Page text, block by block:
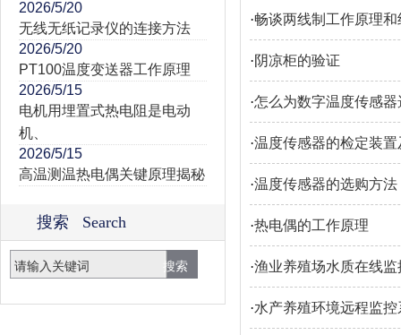
2026/5/20
无线无纸记录仪的连接方法
2026/5/20
PT100温度变送器工作原理
2026/5/15
电机用埋置式热电阻是电动
机、
2026/5/15
高温测温热电偶关键原理揭秘
搜索 Search
·畅谈两线制工作原理
·阴凉柜的验证
·怎么为数字温度传感
·温度传感器的检定装置
·温度传感器的选购方法
·热电偶的工作原理
·渔业养殖场水质在线
·水产养殖环境远程监